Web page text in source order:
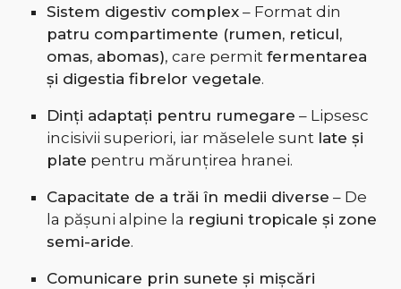
Sistem digestiv complex– Format din
patru compartimente (rumen, reticul,
omas, abomas), care permit fermentarea
și digestia fibrelor vegetale.
Dinți adaptați pentru rumegare – Lipsesc
incisivii superiori, iar măselele sunt late și
plate pentru mărunțirea hranei.
Capacitate de a trăi în medii diverse – De
la pășuni alpine la regiuni tropicale și zone
semi-aride.
Comunicare prin sunete și mișcări